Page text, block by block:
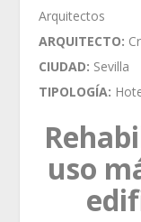
Arquitectos
ARQUITECTO:
CIUDAD: Sevilla
TIPOLOGÍA:
uso